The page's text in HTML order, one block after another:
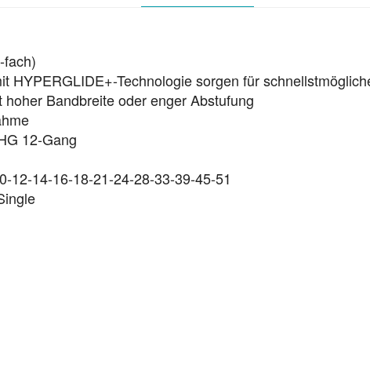
fach)
HYPERGLIDE+-Technologie sorgen für
hoher Bandbreite oder enger Abstufung
12-Gang
12-14-16-18-21-24-28-33-39-45-51